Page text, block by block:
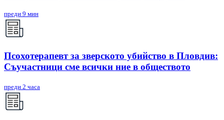
преди 9 мин
Псохотерапевт за зверското убийство в Пловдив:
Съучастници сме всички ние в обществото
преди 2 часа